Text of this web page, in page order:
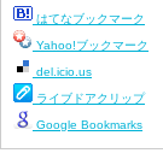
はてなブックマーク
Yahoo!ブックマーク
del.icio.us
ライブドアクリップ
Google Bookmarks